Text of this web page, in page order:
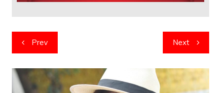
Navegação
de
artigos
Prev Next